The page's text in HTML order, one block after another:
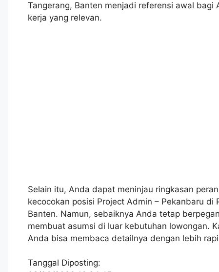
Tangerang, Banten menjadi referensi awal
kerja yang relevan.
Selain itu, Anda dapat meninjau ringkasan
kecocokan posisi Project Admin – Pekanbaru
Banten. Namun, sebaiknya Anda tetap
membuat asumsi di luar kebutuhan lowongan.
Anda bisa membaca detailnya dengan lebih
Tanggal Diposting: